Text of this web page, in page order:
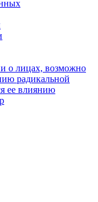
о лицах, возможно
радикальной
ее влиянию